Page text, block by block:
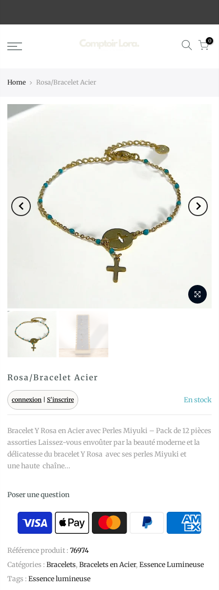
0
Home Rosa/Bracelet Acier
Rosa/Bracelet Acier
connexion S'inscrire En stock
Bracelet Y Rosa en Acier avec Perles Miyuki – Pack de 12 pièces
assorties Laissez-vous envoûter par la beauté moderne et la
délicatesse du bracelet Y Rosa avec ses perles Miyuki et
une haute chaîne...
Poser une question
Référence produit : 76974
Catégories : Bracelets, Bracelets en Acier, Essence Lumineuse
Tags : Essence lumineuse